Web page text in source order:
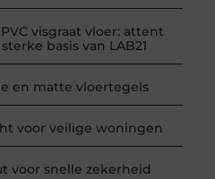
visgraat vloer: attent
basis van LAB21
en matte vloertegels
voor veilige woningen
voor snelle zekerheid